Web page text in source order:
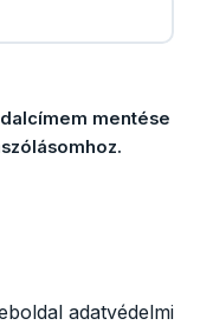
mentése
adatvédelmi